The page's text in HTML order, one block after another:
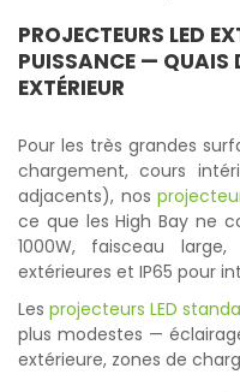
PROJECTEURS LED
PUISSANCE — QUAIS
EXTÉRIEUR
Pour les très grandes
chargement, cours
adjacents), nos
ce que les High Bay ne
1000W, faisceau
extérieures et IP65 pour
Les projecteurs LED
plus modestes —
extérieure, zones de